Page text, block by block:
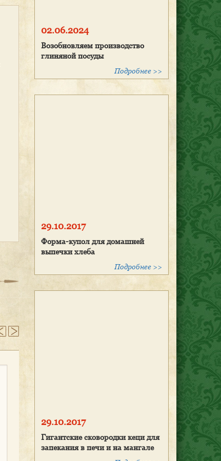
02.06.2024
Возобновляем производство
глиняной посуды
Подробнее >>
29.10.2017
Форма-купол для домашней
выпечки хлеба
Подробнее >>
29.10.2017
Гигантские сковородки кеци для
запекания в печи и на мангале